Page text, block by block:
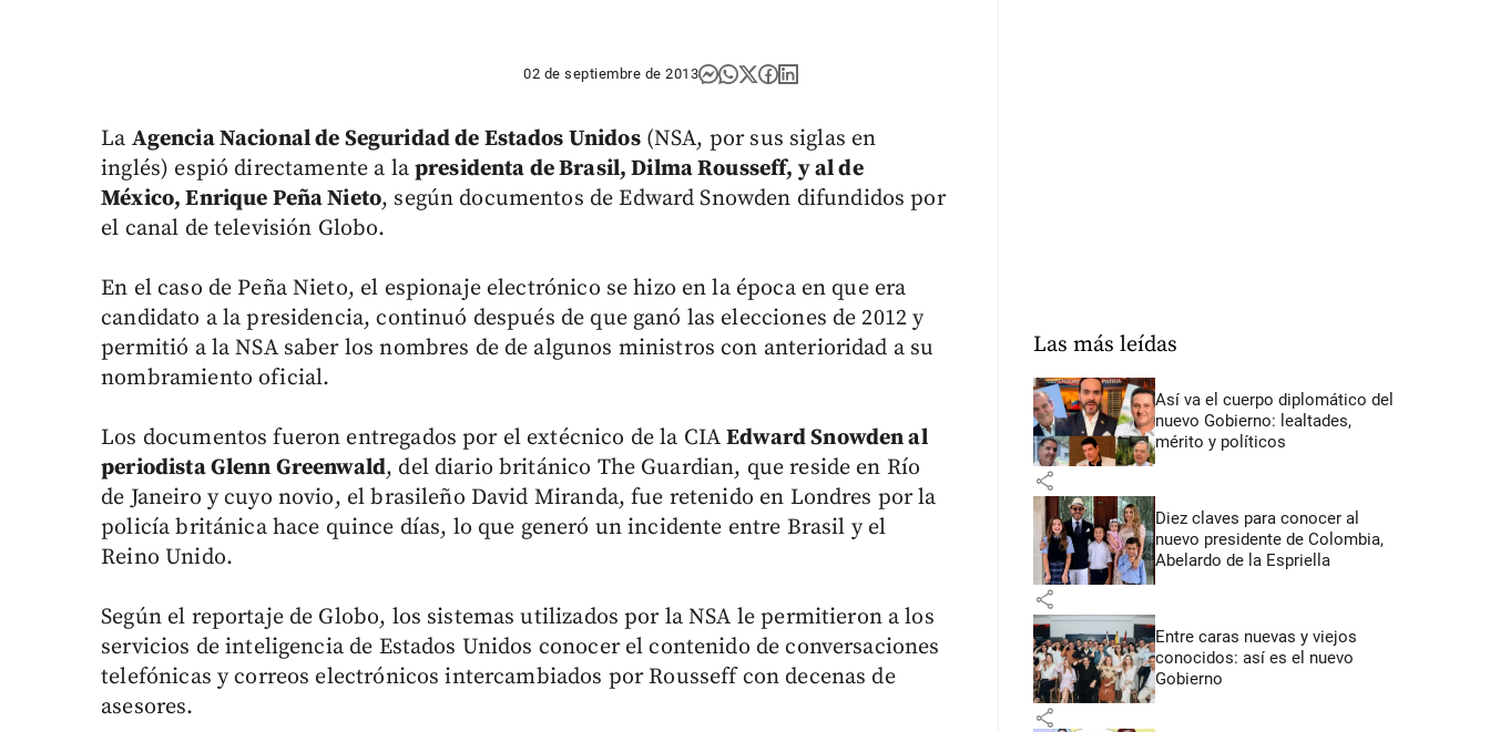
02 de septiembre de 2013
La Agencia Nacional de Seguridad de Estados Unidos(NSA, por sus siglas en
inglés) espió directamente a la presidenta de Brasil, Dilma Rousseff, y al de
México, Enrique Peña Nieto, según documentos de Edward Snowden difundidos por
el canal de televisión Globo.
En el caso de Peña Nieto, el espionaje electrónico se hizo en la época en que era
candidato a la presidencia, continuó después de que ganó las elecciones de 2012 y
permitió a la NSA saber los nombres de de algunos ministros con anterioridad a su
nombramiento oficial.
Los documentos fueron entregados por el extécnico de la CIAEdward Snowden al
periodista Glenn Greenwald, del diario británico The Guardian, que reside en Río
de Janeiro y cuyo novio, el brasileño David Miranda, fue retenido en Londres por la
policía británica hace quince días, lo que generó un incidente entre Brasil y el
Reino Unido.
Según el reportaje de Globo, los sistemas utilizados por la NSA le permitieron a los
servicios de inteligencia de Estados Unidos conocer el contenido de conversaciones
telefónicas y correos electrónicos intercambiados por Rousseff con decenas de
asesores.
Las más leídas
Así va el cuerpo diplomático del
nuevo Gobierno: lealtades,
mérito y políticos
share
Diez claves para conocer al
nuevo presidente de Colombia,
Abelardo de la Espriella
share
Entre caras nuevas y viejos
conocidos: así es el nuevo
Gobierno
share